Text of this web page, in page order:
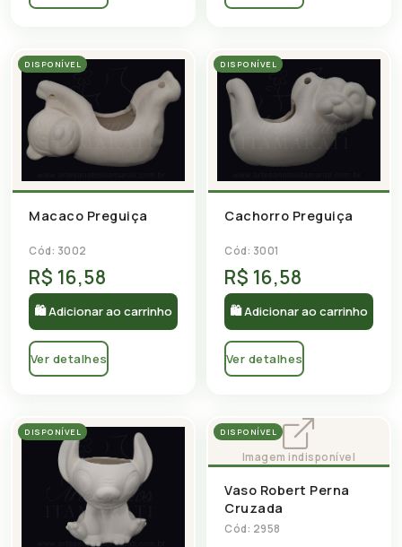
DISPONÍVEL
Macaco Preguiça
Cód: 3002
R$ 16,58
🛍 Adicionar ao carrinho
Ver detalhes
DISPONÍVEL
Cachorro Preguiça
Cód: 3001
R$ 16,58
🛍 Adicionar ao carrinho
Ver detalhes
DISPONÍVEL DISPONÍVEL
Vaso Robert Perna
Cruzada
Cód: 2958